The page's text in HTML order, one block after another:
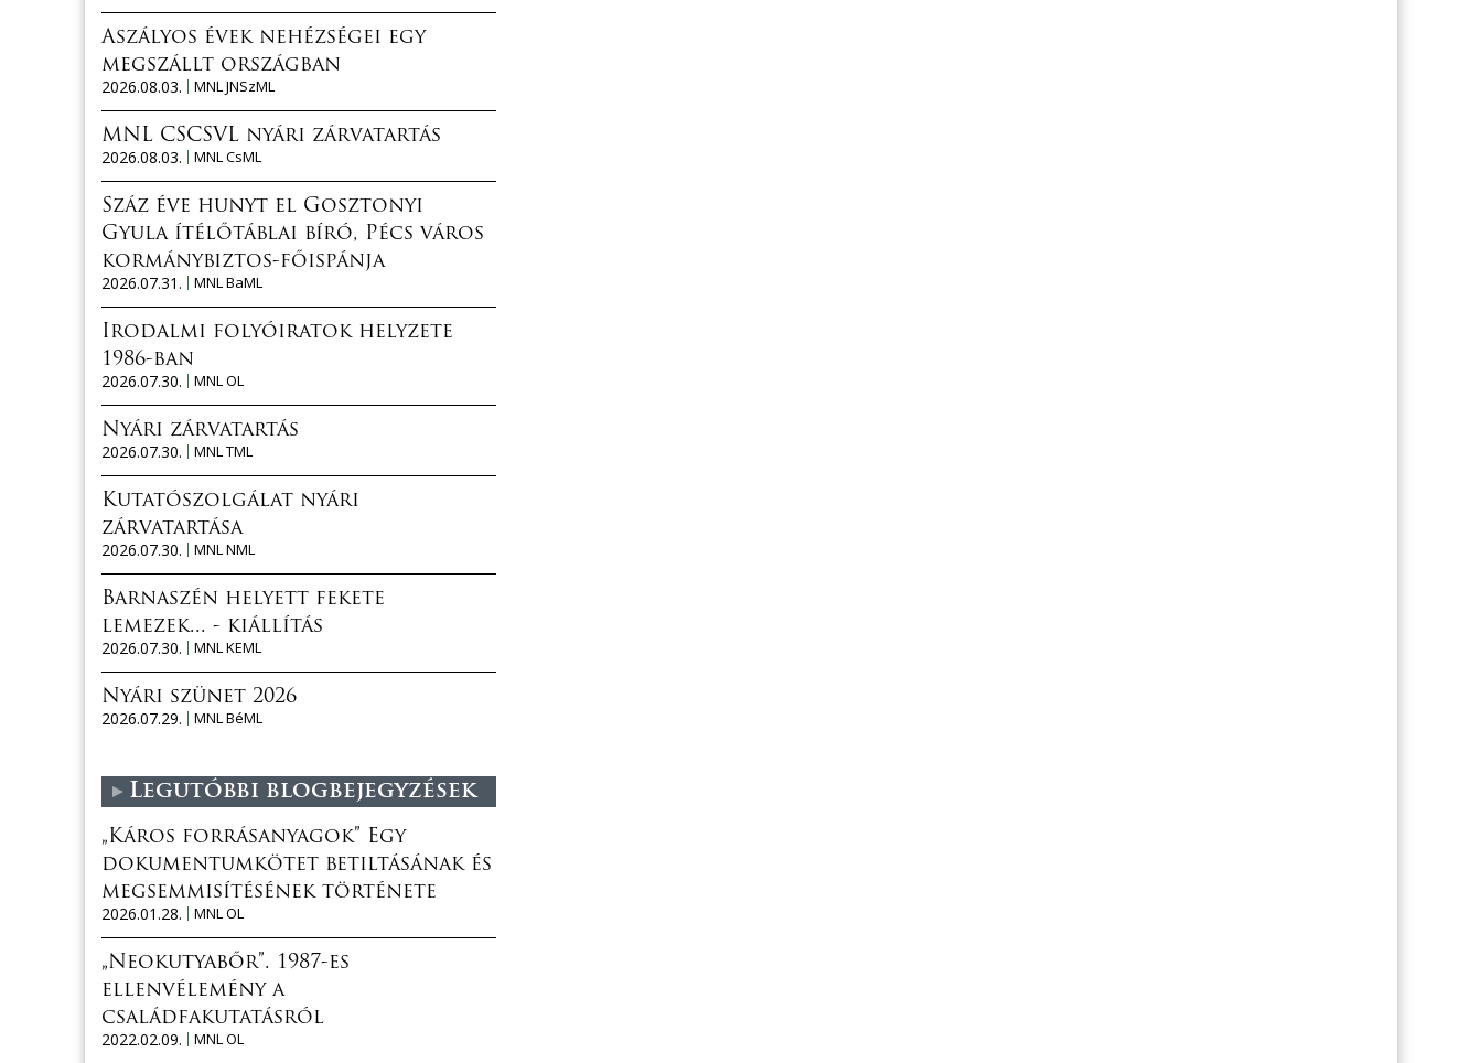
Aszályos évek nehézségei egy
megszállt országban
2026.08.03.
MNL JNSzML
MNL CSCSVL nyári zárvatartás
2026.08.03.
MNL CsML
Száz éve hunyt el Gosztonyi
Gyula ítélőtáblai bíró, Pécs város
kormánybiztos-főispánja
2026.07.31.
MNL BaML
Irodalmi folyóiratok helyzete
1986-ban
2026.07.30.
MNL OL
Nyári zárvatartás
2026.07.30.
MNL TML
Kutatószolgálat nyári
zárvatartása
2026.07.30.
MNL NML
Barnaszén helyett fekete
lemezek... - kiállítás
2026.07.30.
MNL KEML
Nyári szünet 2026
2026.07.29.
MNL BéML
Legutóbbi blogbejegyzések
„Káros forrásanyagok” Egy
dokumentumkötet betiltásának és
megsemmisítésének története
2026.01.28.
MNL OL
„Neokutyabőr”. 1987-es
ellenvélemény a
családfakutatásról
2022.02.09.
MNL OL